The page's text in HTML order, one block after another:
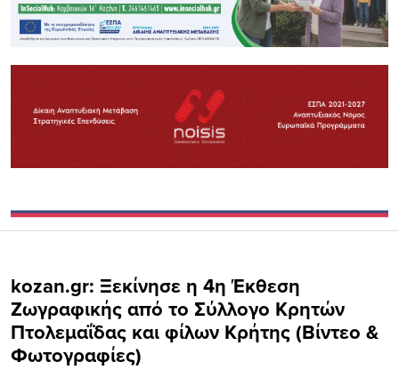
kozan.gr: Ξεκίνησε η 4η Έκθεση
Ζωγραφικής από το Σύλλογο Κρητών
Πτολεμαΐδας και φίλων Κρήτης (Βίντεο &
Φωτογραφίες)